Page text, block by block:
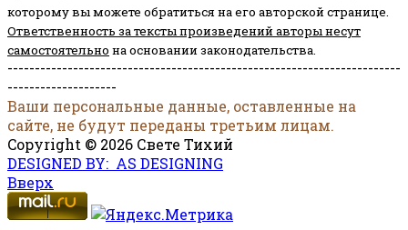
которому вы можете обратиться на его авторской странице.
Ответственность за тексты произведений авторы несут
самостоятельно на основании законодательства.
------------------------------------------------------------------------
--------------------
Ваши персональные данные, оставленные на
сайте, не будут переданы третьим лицам.
Copyright © 2026 Свете Тихий
DESIGNED BY: AS DESIGNING
Вверх